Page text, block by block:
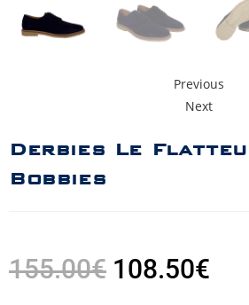
Previous
Next
Derbies Le
Bobbies
155.00€ 108.50€